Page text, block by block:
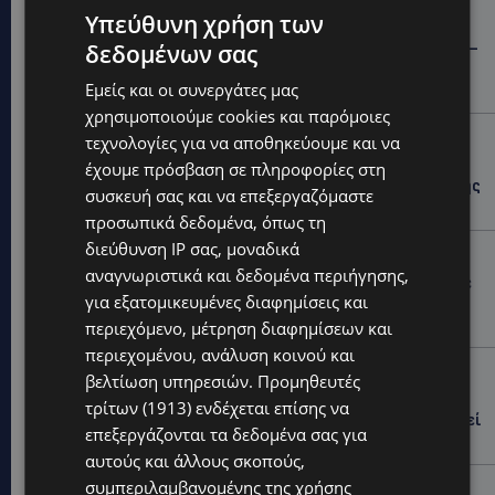
STORIES
ΓΕΝΕΘΛΙΟΣ ΗΜΕΡΑ: Η ηλικία είναι μόνο ένας αριθμός –
Οι άνθρωποι και οι στιγμές είναι η πραγματική μας
ιστορία
STORIES
ΕΛΕΝΑ ΑΝΤΩΝΙΑΔΟΥ: Αγώνας ζωής για τη 37χρονη
μητέρα τριών παιδιών – Έρανος για τη θεραπεία της
στην Αγγλία
UPDATES
ΚΑΤΑΓΓΕΛΙΑ: Για άνδρα που φέρεται να παρενοχλούσε
γυναίκες στο Δασούδι – Σε εξέλιξη οι αστυνομικές
έρευνες
UPDATES
ΛΕΥΚΩΣΙΑ: Γιατί ένας 16χρονος φέρεται να έβαλε
φωτιά σε ιστορική μπυραρία – Η Αστυνομία αναζητεί
το κίνητρο
UPDATES
Υπεύθυνη χρήση των
δεδομένων σας
Εμείς και οι συνεργάτες μας
χρησιμοποιούμε cookies και παρόμοιες
τεχνολογίες για να αποθηκεύουμε και να
έχουμε πρόσβαση σε πληροφορίες στη
συσκευή σας και να επεξεργαζόμαστε
προσωπικά δεδομένα, όπως τη
διεύθυνση IP σας, μοναδικά
αναγνωριστικά και δεδομένα περιήγησης,
για εξατομικευμένες διαφημίσεις και
περιεχόμενο, μέτρηση διαφημίσεων και
περιεχομένου, ανάλυση κοινού και
βελτίωση υπηρεσιών. Προμηθευτές
τρίτων (1913) ενδέχεται επίσης να
επεξεργάζονται τα δεδομένα σας για
αυτούς και άλλους σκοπούς,
συμπεριλαμβανομένης της χρήσης